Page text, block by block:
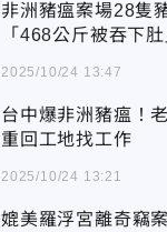
非洲豬瘟案場28隻
「468公斤被吞下肚
2025/10/24 13:47
台中爆非洲豬瘟！
重回工地找工作
2025/10/24 13:21
媲美羅浮宮離奇竊